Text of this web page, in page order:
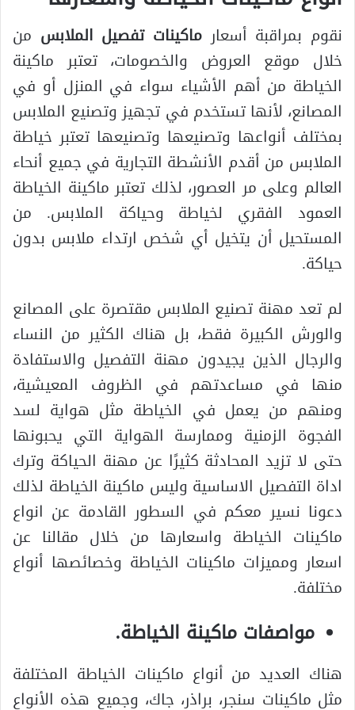
نقوم بمراقبة أسعار ماكينات تفصيل الملابس من
خلال موقع العروض والخصومات، تعتبر ماكينة
الخياطة من أهم الأشياء سواء في المنزل أو في
المصانع، لأنها تستخدم في تجهيز وتصنيع الملابس
بمختلف أنواعها وتصنيعها وتصنيعها تعتبر خياطة
الملابس من أقدم الأنشطة التجارية في جميع أنحاء
العالم وعلى مر العصور، لذلك تعتبر ماكينة الخياطة
العمود الفقري لخياطة وحياكة الملابس. من
المستحيل أن يتخيل أي شخص ارتداء ملابس بدون
حياكة.
لم تعد مهنة تصنيع الملابس مقتصرة على المصانع
والورش الكبيرة فقط، بل هناك الكثير من النساء
والرجال الذين يجيدون مهنة التفصيل والاستفادة
منها في مساعدتهم في الظروف المعيشية،
ومنهم من يعمل في الخياطة مثل هواية لسد
الفجوة الزمنية وممارسة الهواية التي يحبونها
حتى لا تزيد المحادثة كثيرًا عن مهنة الحياكة وترك
اداة التفصيل الاساسية وليس ماكينة الخياطة لذلك
دعونا نسير معكم في السطور القادمة عن انواع
ماكينات الخياطة واسعارها من خلال مقالنا عن
اسعار ومميزات ماكينات الخياطة وخصائصها أنواع
مختلفة.
مواصفات ماكينة الخياطة.
هناك العديد من أنواع ماكينات الخياطة المختلفة
مثل ماكينات سنجر، براذر، جاك، وجميع هذه الأنواع